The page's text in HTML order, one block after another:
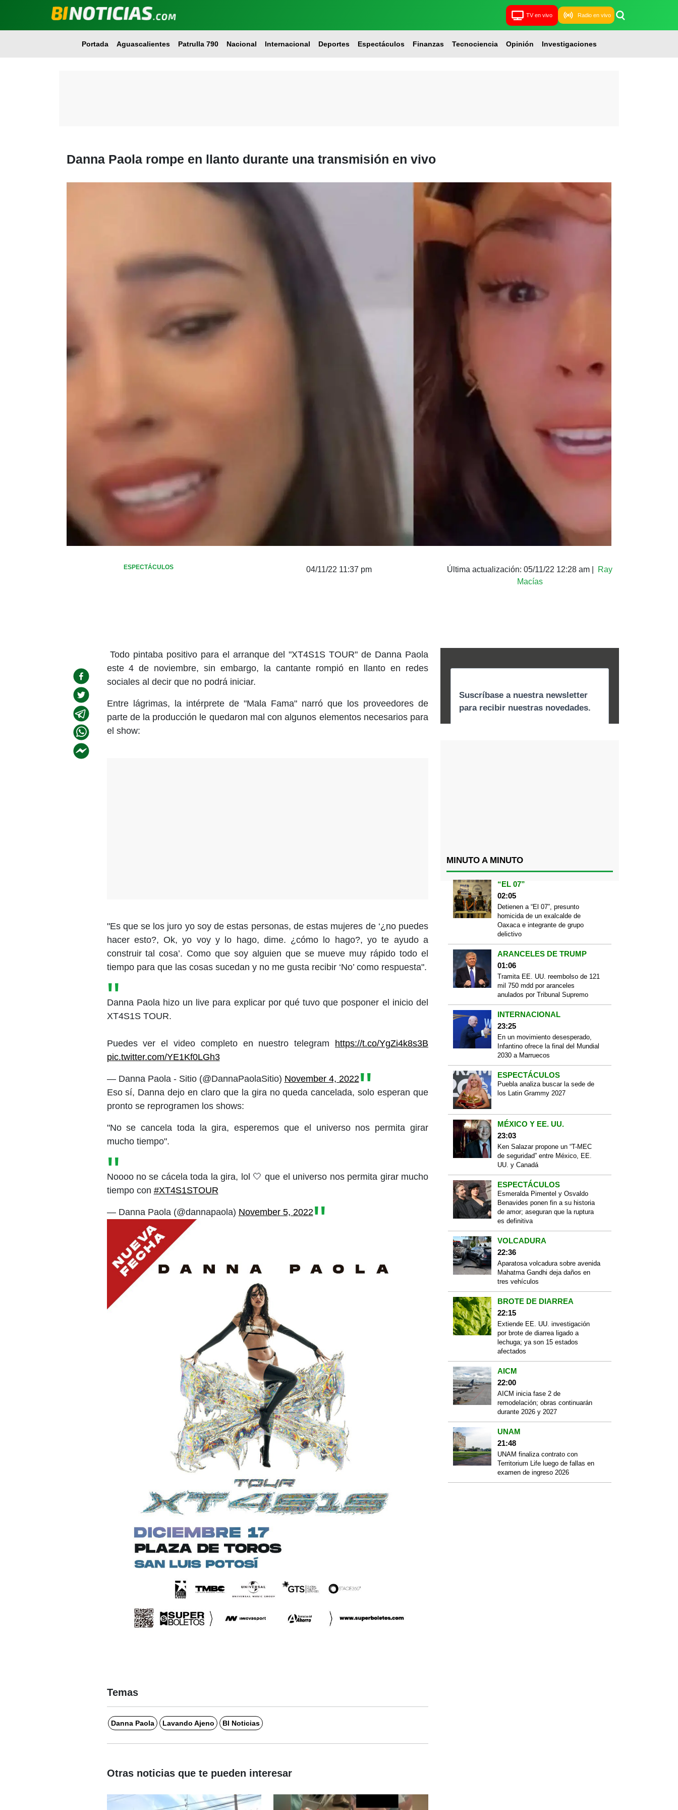
TV en vivo Radio en vivo
Portada Aguascalientes Patrulla 790 Nacional Internacional Deportes Espectáculos Finanzas Tecnociencia Opinión Investigaciones
Danna Paola rompe en llanto durante una transmisión en vivo
ESPECTÁCULOS 04/11/22 11:37 pm Última actualización: 05/11/22 12:28 am
Ray
Macías
Todo pintaba positivo para el arranque del "XT4S1S TOUR" de Danna Paola
este 4 de noviembre, sin embargo, la cantante rompió en llanto en redes
sociales al decir que no podrá iniciar.
Entre lágrimas, la intérprete de "Mala Fama" narró que los proveedores de
parte de la producción le quedaron mal con algunos elementos necesarios para
el show:
"Es que se los juro yo soy de estas personas, de estas mujeres de ‘¿no puedes
hacer esto?, Ok, yo voy y lo hago, dime. ¿cómo lo hago?, yo te ayudo a
construir tal cosa’. Como que soy alguien que se mueve muy rápido todo el
tiempo para que las cosas sucedan y no me gusta recibir ‘No’ como respuesta".
Danna Paola hizo un live para explicar por qué tuvo que posponer el inicio del
XT4S1S TOUR.
Puedes ver el video completo en nuestro telegram https://t.co/YgZi4k8s3B
pic.twitter.com/YE1Kf0LGh3
— Danna Paola - Sitio (@DannaPaolaSitio) November 4, 2022
Eso sí, Danna dejo en claro que la gira no queda cancelada, solo esperan que
pronto se reprogramen los shows:
"No se cancela toda la gira, esperemos que el universo nos permita girar
mucho tiempo".
Noooo no se cácela toda la gira, lol 🤍 que el universo nos permita girar mucho
tiempo con #XT4S1STOUR
— Danna Paola (@dannapaola) November 5, 2022
Temas
Danna Paola Lavando Ajeno BI Noticias
MINUTO A MINUTO
“EL 07”
02:05
Detienen a “El 07”, presunto
homicida de un exalcalde de
Oaxaca e integrante de grupo
delictivo
ARANCELES DE TRUMP
01:06
Tramita EE. UU. reembolso de 121
mil 750 mdd por aranceles
anulados por Tribunal Supremo
INTERNACIONAL
23:25
En un movimiento desesperado,
Infantino ofrece la final del Mundial
2030 a Marruecos
ESPECTÁCULOS
Puebla analiza buscar la sede de
los Latin Grammy 2027
MÉXICO Y EE. UU.
23:03
Ken Salazar propone un “T-MEC
de seguridad” entre México, EE.
UU. y Canadá
ESPECTÁCULOS
Esmeralda Pimentel y Osvaldo
Benavides ponen fin a su historia
de amor; aseguran que la ruptura
es definitiva
VOLCADURA
22:36
Aparatosa volcadura sobre avenida
Mahatma Gandhi deja daños en
tres vehículos
BROTE DE DIARREA
22:15
Extiende EE. UU. investigación
por brote de diarrea ligado a
lechuga; ya son 15 estados
afectados
AICM
22:00
AICM inicia fase 2 de
remodelación; obras continuarán
durante 2026 y 2027
UNAM
21:48
UNAM finaliza contrato con
Territorium Life luego de fallas en
examen de ingreso 2026
Otras noticias que te pueden interesar